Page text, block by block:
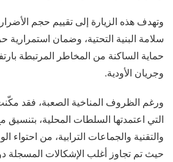
وتهدف هذه الزيارة إلى تقييم حجم
سلامة البنية التحتية، وضمان
حماية الساكنة من المخاطر المرتبطة
وجريان الأودية.
ورغم الظروف المناخية الصعبة، فقد مكّنت
التي اعتمدتها السلطات المحلية، بتنسيق
والتقنية والجماعات الترابية، من
حيث تم تجاوز أغلب الإشكالات